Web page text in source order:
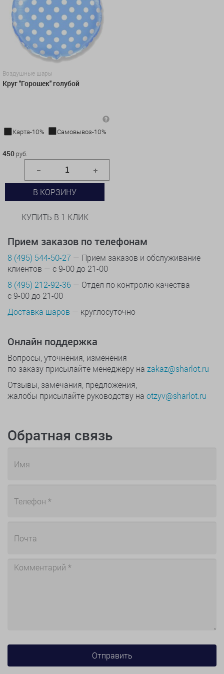
Воздушные шары
Круг ''Горошек'' голубой
Карта-10%
Самовывоз-10%
450 руб.
В КОРЗИНУ
КУПИТЬ В 1 КЛИК
Прием заказов по телефонам
8 (495) 544-50-27 — Прием заказов и обслуживание
клиентов — с 9-00 до 21-00
8 (495) 212-92-36 — Отдел по контролю качества
с 9-00 до 21-00
Доставка шаров — круглосуточно
Онлайн поддержка
Вопросы, уточнения, изменения
по заказу присылайте менеджеру на zakaz@sharlot.ru
Отзывы, замечания, предложения,
жалобы присылайте руководству на otzyv@sharlot.ru
Обратная связь